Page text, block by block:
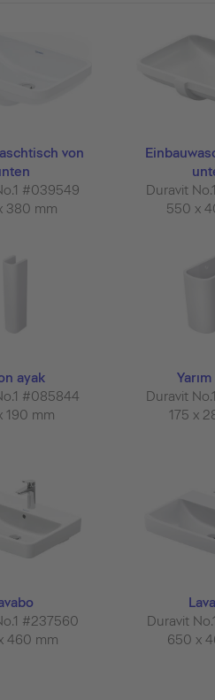
von
#039549
380 mm
Duravit
550 x
ayak
#085844
190 mm
Duravit
175 x
#237560
460 mm
Duravit
650 x